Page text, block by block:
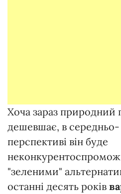
Хоча зараз природний
дешевшає, в середньо-
перспективі він буде
"зеленими"
останні десять років